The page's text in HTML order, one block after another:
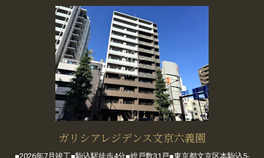
ガリシアレジデンス文京六義園
■2026年7月竣工■駒込駅徒歩4分■総戸数31戸■東京都文京区本駒込5-